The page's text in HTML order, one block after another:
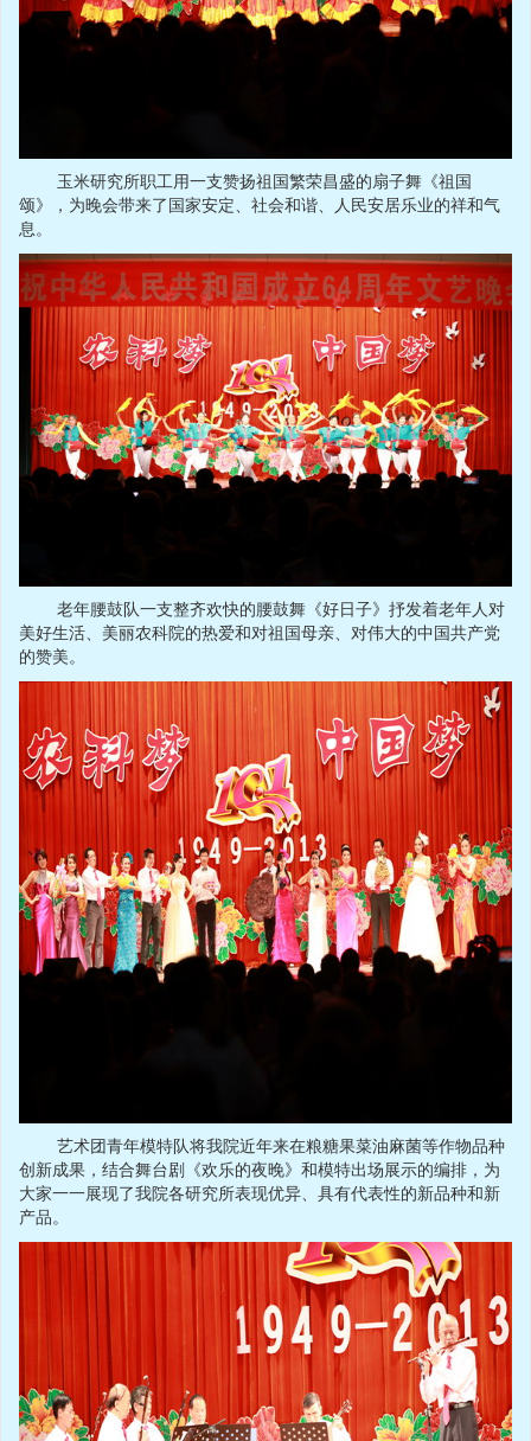
玉米研究所职工用一支赞扬祖国繁荣昌盛的扇子舞《祖国
颂》，为晚会带来了国家安定、社会和谐、人民安居乐业的祥和气
息。
老年腰鼓队一支整齐欢快的腰鼓舞《好日子》抒发着老年人对
美好生活、美丽农科院的热爱和对祖国母亲、对伟大的中国共产党
的赞美。
艺术团青年模特队将我院近年来在粮糖果菜油麻菌等作物品种
创新成果，结合舞台剧《欢乐的夜晚》和模特出场展示的编排，为
大家一一展现了我院各研究所表现优异、具有代表性的新品种和新
产品。